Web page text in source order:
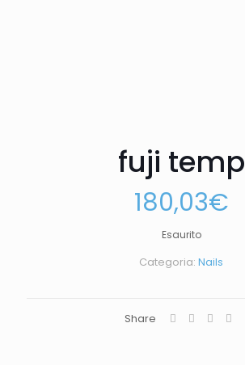
fuji temp
180,03€
Esaurito
Categoria: Nails
Share